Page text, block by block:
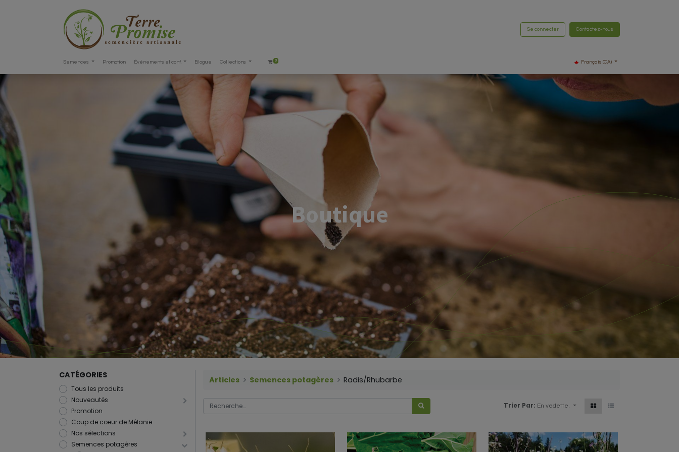
Se connecter Contactez-nous
Semences Promotion Événements et conf. Blogue Collections 0 Français (CA)
Boutique
CATÉGORIES
Tous les produits
Nouveautés
Promotion
Coup de coeur de Mélanie
Nos sélections
Semences potagères
Articles Semences potagères Radis/Rhubarbe
Trier Par: En vedette.